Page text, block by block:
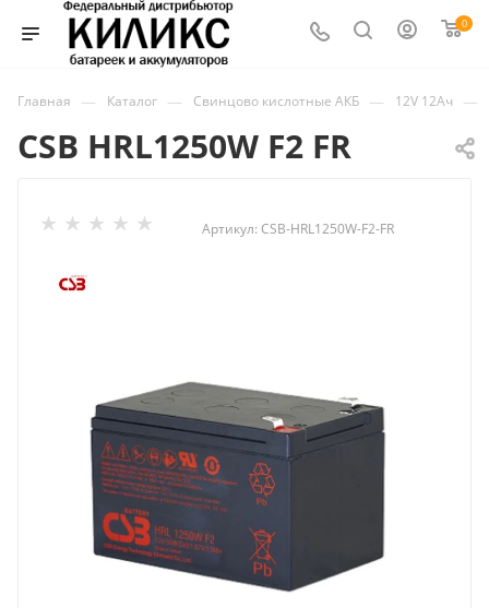
0
Главная — Каталог — Свинцово кислотные АКБ — 12V 12Ач —
CSB HRL1250W F2 FR
Артикул: CSB-HRL1250W-F2-FR